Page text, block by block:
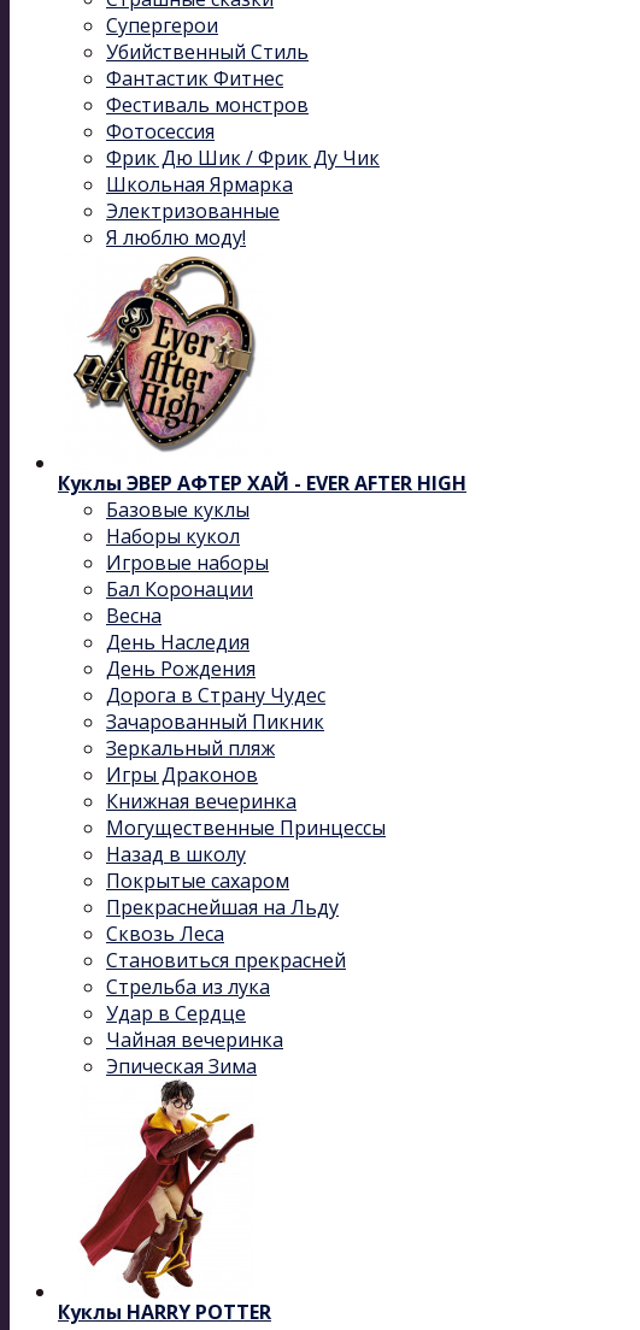
Супергерои
Убийственный Стиль
Фантастик Фитнес
Фестиваль монстров
Фотосессия
Фрик Дю Шик / Фрик Ду Чик
Школьная Ярмарка
Электризованные
Я люблю моду!
Куклы ЭВЕР АФТЕР ХАЙ - EVER AFTER HIGH
Базовые куклы
Наборы кукол
Игровые наборы
Бал Коронации
Весна
День Наследия
День Рождения
Дорога в Страну Чудес
Зачарованный Пикник
Зеркальный пляж
Игры Драконов
Книжная вечеринка
Могущественные Принцессы
Назад в школу
Покрытые сахаром
Прекраснейшая на Льду
Сквозь Леса
Становиться прекрасней
Стрельба из лука
Удар в Сердце
Чайная вечеринка
Эпическая Зима
Куклы HARRY POTTER